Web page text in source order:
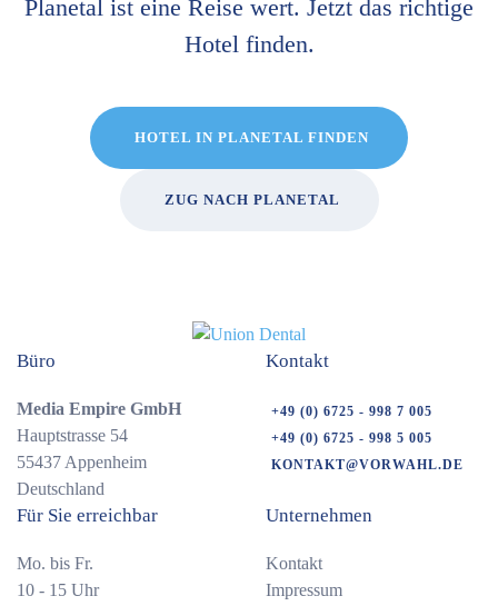
Planetal ist eine Reise wert. Jetzt das richtige
Hotel finden.
HOTEL IN PLANETAL FINDEN
ZUG NACH PLANETAL
Büro
Media Empire GmbH
Hauptstrasse 54
55437 Appenheim
Deutschland
Kontakt
+49 (0) 6725 - 998 7 005
+49 (0) 6725 - 998 5 005
KONTAKT@VORWAHL.DE
Für Sie erreichbar
Mo. bis Fr.
10 - 15 Uhr
Unternehmen
Kontakt
Impressum